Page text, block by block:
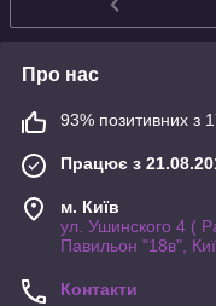
Про нас
93% позитивних з
Працює з
м. Київ
ул. Ушинского 4 (
Павильон "18в",
Контакти